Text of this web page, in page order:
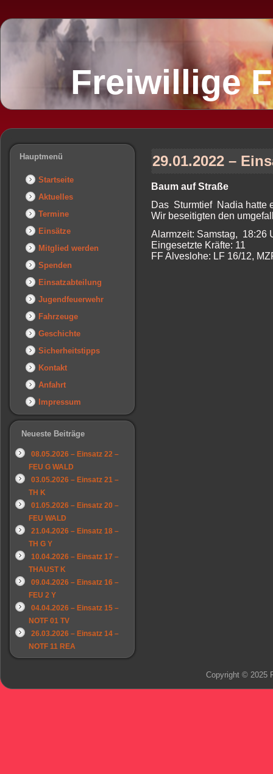
Freiwillige
Hauptmenü
Startseite
Aktuelles
Termine
Einsätze
Mitglied werden
Spenden
Einsatzabteilung
Jugendfeuerwehr
Fahrzeuge
Geschichte
Sicherheitstipps
Kontakt
Anfahrt
Impressum
Neueste Beiträge
08.05.2026 – Einsatz 22 –
FEU G WALD
03.05.2026 – Einsatz 21 –
TH K
01.05.2026 – Einsatz 20 –
FEU WALD
21.04.2026 – Einsatz 18 –
TH G Y
10.04.2026 – Einsatz 17 –
THAUST K
09.04.2026 – Einsatz 16 –
FEU 2 Y
04.04.2026 – Einsatz 15 –
NOTF 01 TV
26.03.2026 – Einsatz 14 –
NOTF 11 REA
29.01.2022 –
Baum auf Straße
Das Sturmtief Nadia hatte
Wir beseitigten den
Alarmzeit: Samstag,
Eingesetzte Kräfte: 11
FF Alveslohe: LF 16/12,
Copyright © 2025